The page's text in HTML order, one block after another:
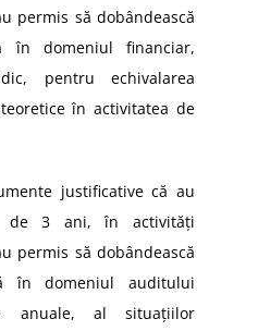
permis să dobândească
în domeniul financiar,
pentru echivalarea
în activitatea de
justificative că au
de 3 ani, în activităţi
permis să dobândească
în domeniul auditului
anuale, al situaţiilor